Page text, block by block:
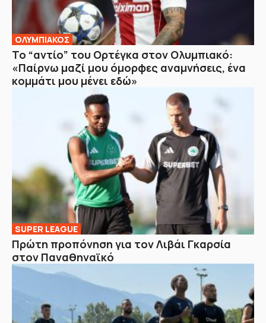
ΟΛΥΜΠΙΑΚΟΣ
Το “αντίο” του Ορτέγκα στον Ολυμπιακό:
«Παίρνω μαζί μου όμορφες αναμνήσεις, ένα
κομμάτι μου μένει εδώ»
SUPER LEAGUE
Πρώτη προπόνηση για τον Λιβάι Γκαρσία
στον Παναθηναϊκό